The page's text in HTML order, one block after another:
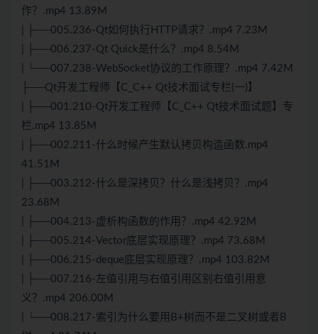
作？.mp4 13.89M
| ├──005.236-Qt如何执行 HTTP请求？.mp4 7.23M
| ├──006.237-Qt Quick是什么？.mp4 8.54M
| └──007.238-WebSocket协议的工作原理？.mp4 7.42M
├──Qt开发工程师【C_ C++ Qt技术面试专栏(一)】
| ├──001.210-Qt开发工程师【C_C++ Qt技术面试题】专
栏.mp4 13.85M
| ├──002.211-什么时候产生默认拷贝构造函数.mp4
41.51M
| ├──003.212-什么是深拷贝？什么是浅拷贝？.mp4
23.68M
| ├──004.213-虚析构函数的作用？.mp4 42.92M
| ├──005.214-Vector底层实现原理？.mp4 73.68M
| ├──006.215-deque底层实现原理？.mp4 103.82M
| ├──007.216-左值引用与右值引用区别右值引用意
义？.mp4 206.00M
| └──008.217-索引为什么要用B+树而不是二叉树或者B